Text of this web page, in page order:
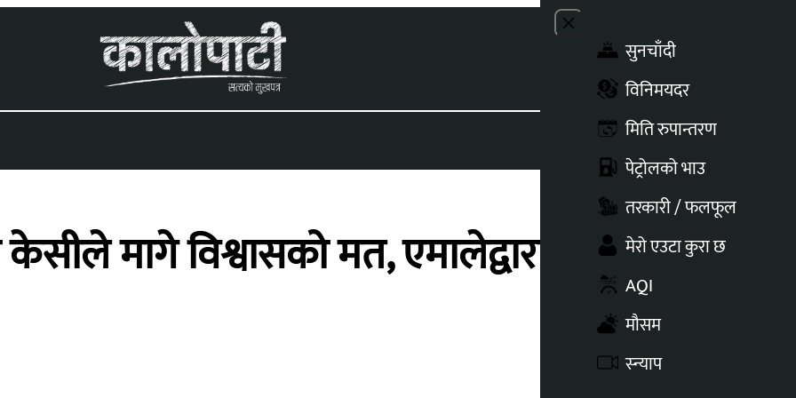
Close menu
सुनचाँदी
विनिमयदर
मिति रुपान्तरण
पेट्रोलको भाउ
तरकारी / फलफूल
मेरो एउटा कुरा छ
AQI
मौसम
स्न्याप
केसीले मागे विश्वासको मत, एमालेद्वारा प्रदेशसभा